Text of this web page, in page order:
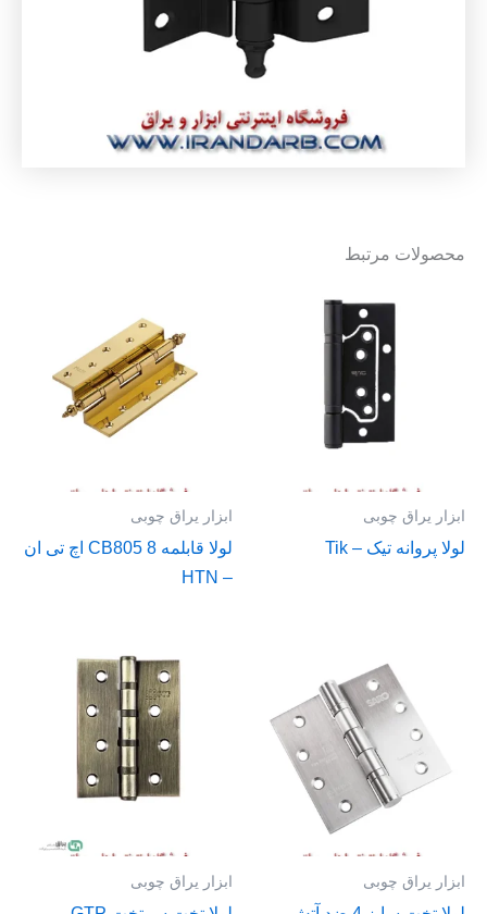
محصولات مرتبط
ابزار یراق چوبی
لولا پروانه تیک – Tik
ابزار یراق چوبی
لولا قابلمه 8 CB805 اچ تی ان
– HTN
ابزار یراق چوبی ابزار یراق چوبی